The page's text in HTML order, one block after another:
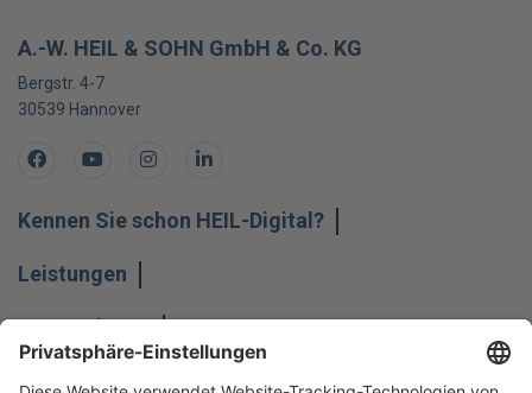
A.-W. HEIL & SOHN GmbH & Co. KG
Bergstr. 4-7
30539 Hannover
FacebookYoutubeInstagramLinkedIn
Kennen Sie schon HEIL-Digital?
Leistungen
Unternehmen